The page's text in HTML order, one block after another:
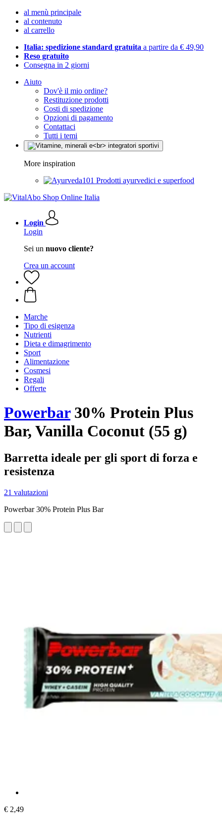
al menù principale
al contenuto
al carrello
Italia: spedizione standard gratuita a partire da € 49,90
Reso gratuito
Consegna in 2 giorni
Aiuto
Dov'è il mio ordine?
Restituzione prodotti
Costi di spedizione
Opzioni di pagamento
Contattaci
Tutti i temi
More inspiration
Prodotti ayurvedici e superfood
Login
Login
Sei un nuovo cliente?
Crea un account
Marche
Tipo di esigenza
Nutrienti
Dieta e dimagrimento
Sport
Alimentazione
Cosmesi
Regali
Offerte
Powerbar30% Protein Plus
Bar, Vanilla Coconut (55 g)
Barretta ideale per gli sport di forza e
resistenza
21 valutazioni
Powerbar 30% Protein Plus Bar
€ 2,49